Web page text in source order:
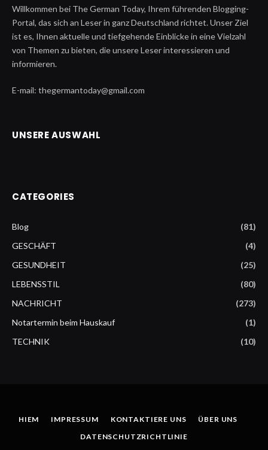
Willkommen bei The German Today, Ihrem führenden Blogging-
Portal, das sich an Leser in ganz Deutschland richtet. Unser Ziel
ist es, Ihnen aktuelle und tiefgehende Einblicke in eine Vielzahl
von Themen zu bieten, die unsere Leser interessieren und
informieren.
E-mail: thegermantoday@gmail.com
UNSERE AUSWAHL
CATEGORIES
Blog
(81)
GESCHÄFT
(4)
GESUNDHEIT
(25)
LEBENSSTIL
(80)
NACHRICHT
(273)
Notartermin beim Hauskauf
(1)
TECHNIK
(10)
HIEM IMPRESSUM KONTAKTIERE UNS
ÜBER UNS
DATENSCHUTZRICHTLINIE